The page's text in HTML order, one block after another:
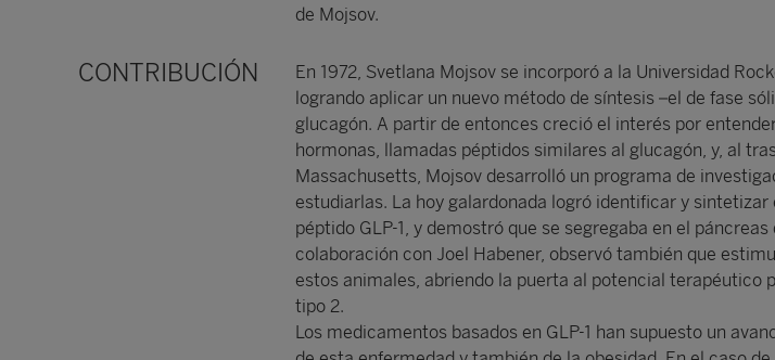
de Mojsov.
CONTRIBUCIÓN
En 1972, Svetlana Mojsov se incorporó a la Universidad
logrando aplicar un nuevo método de síntesis –el de fase
glucagón. A partir de entonces creció el interés por
hormonas, llamadas péptidos similares al glucagón, y, al
Massachusetts, Mojsov desarrolló un programa de
estudiarlas. La hoy galardonada logró identificar y sintetizar
péptido GLP-1, y demostró que se segregaba en el
colaboración con Joel Habener, observó también que
estos animales, abriendo la puerta al potencial terapéutico
tipo 2.
Los medicamentos basados en GLP-1 han supuesto un